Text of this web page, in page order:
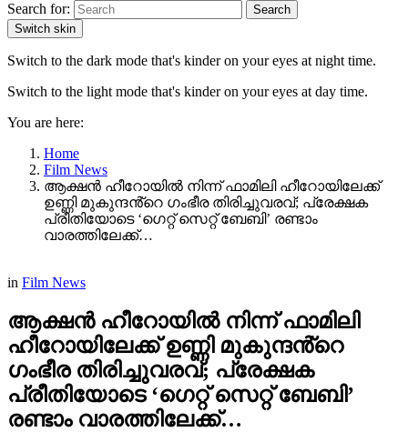
Search for:
Search
Switch skin
Switch to the dark mode that's kinder on your eyes at night time.
Switch to the light mode that's kinder on your eyes at day time.
You are here:
Home
Film News
ആക്ഷൻ ഹീറോയിൽ നിന്ന് ഫാമിലി ഹീറോയിലേക്ക്
ഉണ്ണി മുകുന്ദൻ്റെ ഗംഭീര തിരിച്ചുവരവ്; പ്രേക്ഷക
പ്രീതിയോടെ ‘ഗെറ്റ് സെറ്റ് ബേബി’ രണ്ടാം
വാരത്തിലേക്ക്…
in Film News
ആക്ഷൻ ഹീറോയിൽ നിന്ന് ഫാമിലി
ഹീറോയിലേക്ക് ഉണ്ണി മുകുന്ദൻ്റെ
ഗംഭീര തിരിച്ചുവരവ്; പ്രേക്ഷക
പ്രീതിയോടെ ‘ഗെറ്റ് സെറ്റ് ബേബി’
രണ്ടാം വാരത്തിലേക്ക്…